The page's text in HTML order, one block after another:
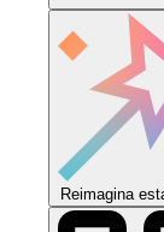
Reimagina